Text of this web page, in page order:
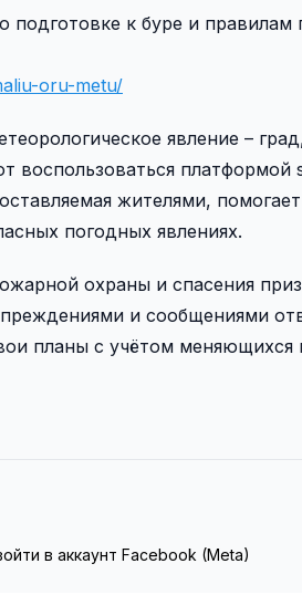
подготовке к буре и
oru-metu/
явление –
воспользоваться платформой
жителями,
погодных явлениях.
охраны и спасения
и сообщениями
планы с учётом меняющихся
в аккаунт Facebook (Meta)